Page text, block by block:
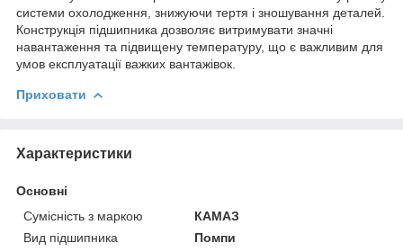
системи охолодження, знижуючи тертя і зношування деталей.
Конструкція підшипника дозволяє витримувати значні
навантаження та підвищену температуру, що є важливим для
умов експлуатації важких вантажівок.
Приховати
Характеристики
Основні
Сумісність з маркою
КАМАЗ
Вид підшипника
Помпи